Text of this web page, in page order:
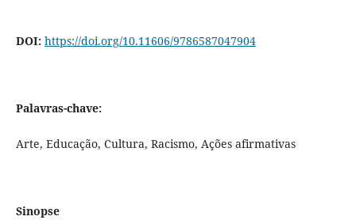
DOI: https://doi.org/10.11606/9786587047904
Palavras-chave:
Arte, Educação, Cultura, Racismo, Ações afirmativas
Sinopse